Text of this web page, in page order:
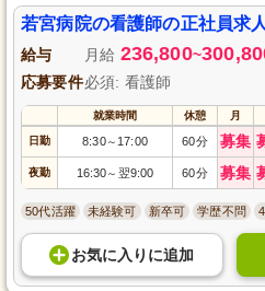
若宮病院の看護師の正社員求人
給与 月給 236,800~
応募要件必須: 看護師
就業時間 休憩 月
日勤 8:30～ 17:00 60分 募集
夜勤 16:30～ 翌9:00 60分 募集
50代活躍 未経験可 新卒可 学歴不問
お気に入り に追加